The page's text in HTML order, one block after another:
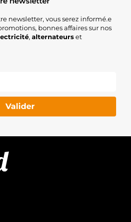
newsletter, vous serez informé.e
bonnes affaires sur nos
, alternateurset
Valider